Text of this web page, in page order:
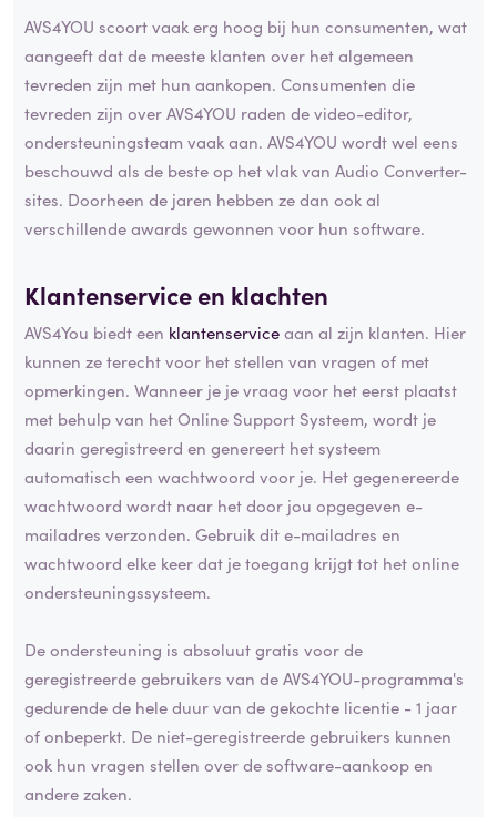
AVS4YOU scoort vaak erg hoog bij hun consumenten, wat
aangeeft dat de meeste klanten over het algemeen
tevreden zijn met hun aankopen. Consumenten die
tevreden zijn over AVS4YOU raden de video-editor,
ondersteuningsteam vaak aan. AVS4YOU wordt wel eens
beschouwd als de beste op het vlak van Audio Converter-
sites. Doorheen de jaren hebben ze dan ook al
verschillende awards gewonnen voor hun software.
Klantenservice en klachten
AVS4You biedt een klantenserviceaan al zijn klanten. Hier
kunnen ze terecht voor het stellen van vragen of met
opmerkingen. Wanneer je je vraag voor het eerst plaatst
met behulp van het Online Support Systeem, wordt je
daarin geregistreerd en genereert het systeem
automatisch een wachtwoord voor je. Het gegenereerde
wachtwoord wordt naar het door jou opgegeven e-
mailadres verzonden. Gebruik dit e-mailadres en
wachtwoord elke keer dat je toegang krijgt tot het online
ondersteuningssysteem.
De ondersteuning is absoluut gratis voor de
geregistreerde gebruikers van de AVS4YOU-programma's
gedurende de hele duur van de gekochte licentie - 1 jaar
of onbeperkt. De niet-geregistreerde gebruikers kunnen
ook hun vragen stellen over de software-aankoop en
andere zaken.